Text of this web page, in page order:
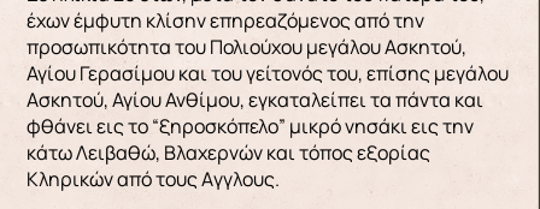
έχων έμφυτη κλίσην επηρεαζόμενος από την
προσωπικότητα του Πολιούχου μεγάλου Ασκητού,
Αγίου Γερασίμου και του γείτονός του, επίσης μεγάλου
Ασκητού, Αγίου Ανθίμου, εγκαταλείπει τα πάντα και
φθάνει εις το “ξηροσκόπελο” μικρό νησάκι εις την
κάτω Λειβαθώ, Βλαχερνών και τόπος εξορίας
Κληρικών από τους Aγγλους.